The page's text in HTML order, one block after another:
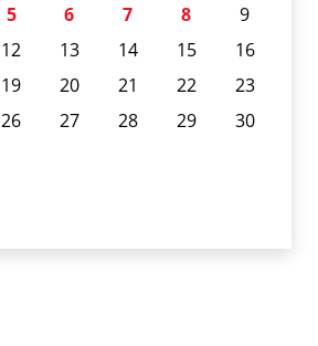
5 6 7 8
9
12 13 14 15
16
19 20 21 22
23
26 27 28 29
30